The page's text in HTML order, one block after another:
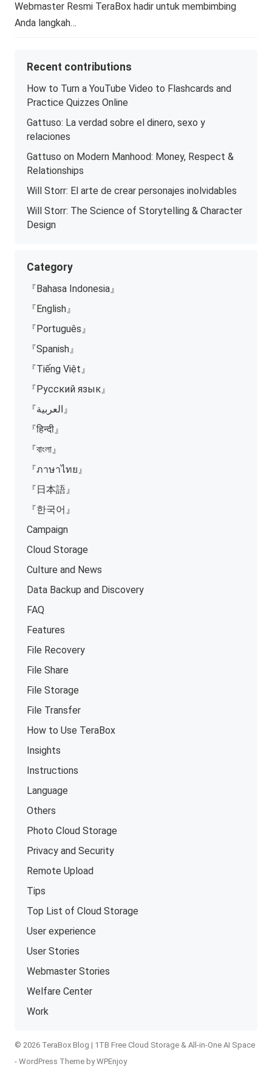
Webmaster Resmi TeraBox hadir untuk membimbing
Anda langkah…
Recent contributions
How to Turn a YouTube Video to Flashcards and
Practice Quizzes Online
Gattuso: La verdad sobre el dinero, sexo y
relaciones
Gattuso on Modern Manhood: Money, Respect &
Relationships
Will Storr: El arte de crear personajes inolvidables
Will Storr: The Science of Storytelling & Character
Design
Category
『Bahasa Indonesia』
『English』
『Português』
『Spanish』
『Tiếng Việt』
『Русский язык』
『العربية』
『हिन्दी』
『বাংলা』
『ภาษาไทย』
『日本語』
『한국어』
Campaign
Cloud Storage
Culture and News
Data Backup and Discovery
FAQ
Features
File Recovery
File Share
File Storage
File Transfer
How to Use TeraBox
Insights
Instructions
Language
Others
Photo Cloud Storage
Privacy and Security
Remote Upload
Tips
Top List of Cloud Storage
User experience
User Stories
Webmaster Stories
Welfare Center
Work
© 2026 TeraBox Blog | 1TB Free Cloud Storage & All-in-One AI Space
-WordPress Theme byWPEnjoy